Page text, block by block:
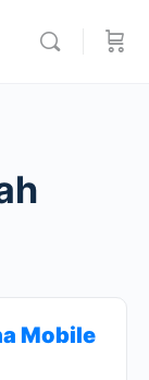
Mobile